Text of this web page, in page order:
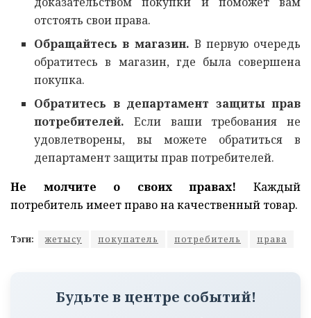
отстоять свои права.
Обращайтесь в магазин. В первую очередь
обратитесь в магазин, где была совершена
покупка.
Обратитесь в департамент защиты прав
потребителей. Если ваши требования не
удовлетворены, вы можете обратиться в
департамент защиты прав потребителей.
Не молчите о своих правах! Каждый
потребитель имеет право на качественный товар.
Тэги: жетысу покупатель потребитель права
Будьте в центре событий!